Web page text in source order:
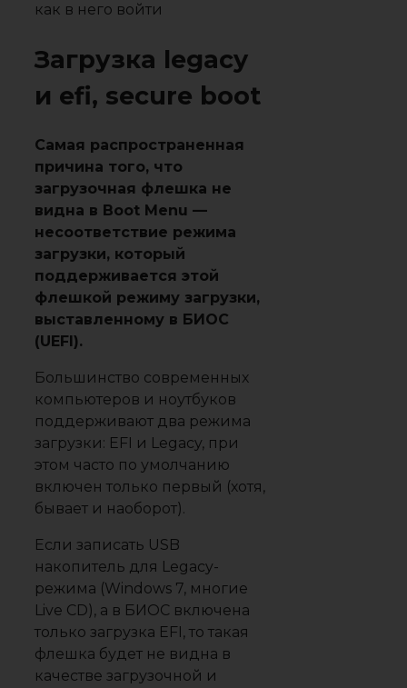
как в него войти
Загрузка legacy
и efi, secure boot
Самая распространенная
причина того, что
загрузочная флешка не
видна в Boot Menu —
несоответствие режима
загрузки, который
поддерживается этой
флешкой режиму загрузки,
выставленному в БИОС
(UEFI).
Большинство современных
компьютеров и ноутбуков
поддерживают два режима
загрузки: EFI и Legacy, при
этом часто по умолчанию
включен только первый (хотя,
бывает и наоборот).
Если записать USB
накопитель для Legacy-
режима (Windows 7, многие
Live CD), а в БИОС включена
только загрузка EFI, то такая
флешка будет не видна в
качестве загрузочной и